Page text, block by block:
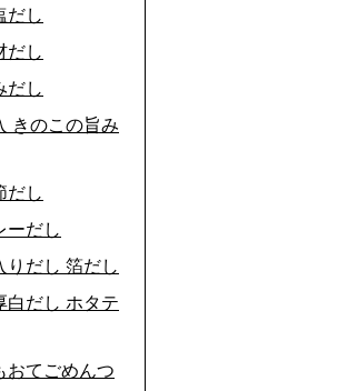
だし
だし
だし
きのこの旨み
だし
ーだし
りだし 箔だし
白だし ホタテ
おてごめんつ